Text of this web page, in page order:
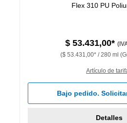
Flex 310 PU
$ 53.431,00*
($ 53.431,00* / 280 ml
Artículo de
Bajo pedido.
Detalles